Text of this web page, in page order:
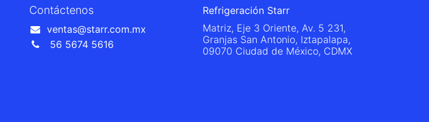
Contáctenos
ventas@starr.com.mx
56 5674 5616
Refrigeración Starr
Matriz, Eje 3 Oriente, Av. 5 231,
Granjas San Antonio, Iztapalapa,
09070 Ciudad de México, CDMX